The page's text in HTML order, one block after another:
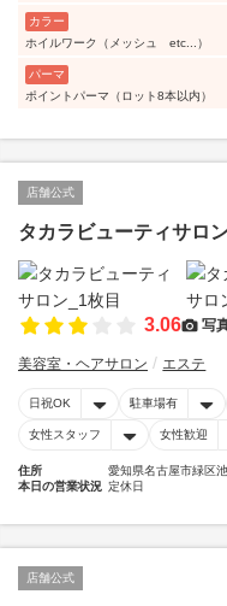
カラー
ホイルワーク（メッシュ etc...）
パーマ
ポイントパーマ（ロット8本以内）
店舗公式
タカラビューティサロ
3.06 写
美容室・ヘアサロン エステ
日祝OK 駐車場有
女性スタッフ 女性歓迎
住所
愛知県名古屋市緑区
本日の営業状況 定休日
店舗公式